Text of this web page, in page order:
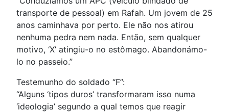
transporte de pessoal) em Rafah. Um jovem de 25
anos caminhava por perto. Ele não nos atirou
nenhuma pedra nem nada. Então, sem qualquer
motivo, ‘X’ atingiu-o no estômago. Abandonámo-
lo no passeio.”
Testemunho do soldado “F”:
“Alguns ‘tipos duros’ transformaram isso numa
‘ideologia’ segundo a qual temos que reagir